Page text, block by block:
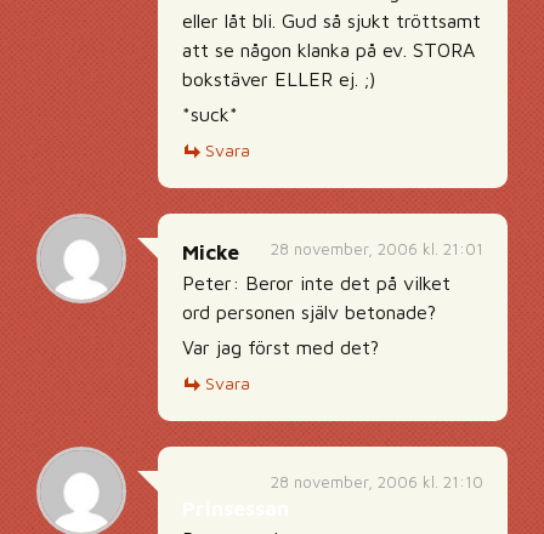
eller låt bli. Gud så sjukt tröttsamt
att se någon klanka på ev. STORA
bokstäver ELLER ej. ;)
*suck*
Svara
28 november, 2006 kl. 21:01
Micke
Peter: Beror inte det på vilket
ord personen själv betonade?
Var jag först med det?
Svara
28 november, 2006 kl. 21:10